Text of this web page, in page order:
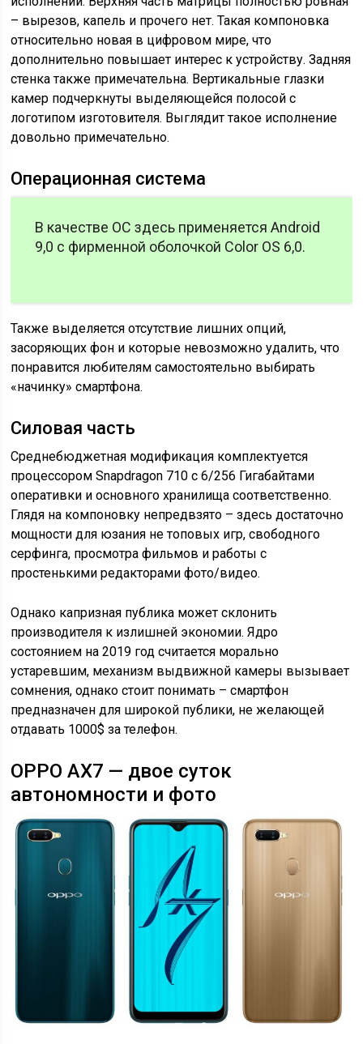
– вырезов, капель и прочего нет. Такая компоновка
относительно новая в цифровом мире, что
дополнительно повышает интерес к устройству. Задняя
стенка также примечательна. Вертикальные глазки
камер подчеркнуты выделяющейся полосой с
логотипом изготовителя. Выглядит такое исполнение
довольно примечательно.
Операционная система
В качестве ОС здесь применяется Android
9,0 с фирменной оболочкой Color OS 6,0.
Также выделяется отсутствие лишних опций,
засоряющих фон и которые невозможно удалить, что
понравится любителям самостоятельно выбирать
«начинку» смартфона.
Силовая часть
Среднебюджетная модификация комплектуется
процессором Snapdragon 710 с 6/256 Гигабайтами
оперативки и основного хранилища соответственно.
Глядя на компоновку непредвзято – здесь достаточно
мощности для юзания не топовых игр, свободного
серфинга, просмотра фильмов и работы с
простенькими редакторами фото/видео.
Однако капризная публика может склонить
производителя к излишней экономии. Ядро
состоянием на 2019 год считается морально
устаревшим, механизм выдвижной камеры вызывает
сомнения, однако стоит понимать – смартфон
предназначен для широкой публики, не желающей
отдавать 1000$ за телефон.
OPPO AX7 — двое суток
автономности и фото